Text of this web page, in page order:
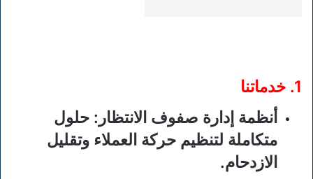
1. خدماتنا
أنظمة إدارة صفوف الانتظار : حلول
متكاملة لتنظيم حركة العملاء وتقليل
الازدحام.